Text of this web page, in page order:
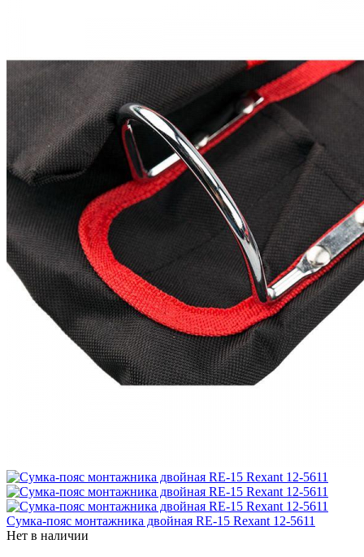
Сумка-пояс монтажника двойная RE-15 Rexant 12-5611
Нет в наличии